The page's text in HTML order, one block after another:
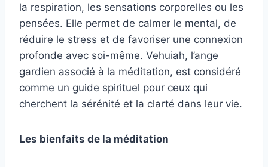
la respiration, les sensations corporelles ou les
pensées. Elle permet de calmer le mental, de
réduire le stress et de favoriser une connexion
profonde avec soi-même. Vehuiah, l’ange
gardien associé à la méditation, est considéré
comme un guide spirituel pour ceux qui
cherchent la sérénité et la clarté dans leur vie.
Les bienfaits de la méditation